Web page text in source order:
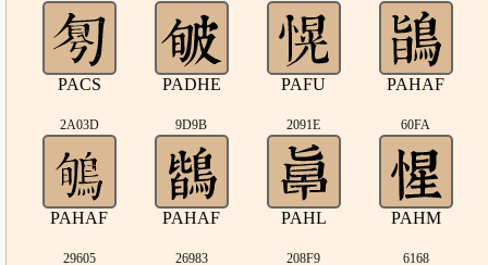
PACS PADHE PAFU PAHAF
2A03D
PAHAF
9D9B
PAHAF
2091E
PAHL
60FA
PAHM
29605 26983 208F9 6168